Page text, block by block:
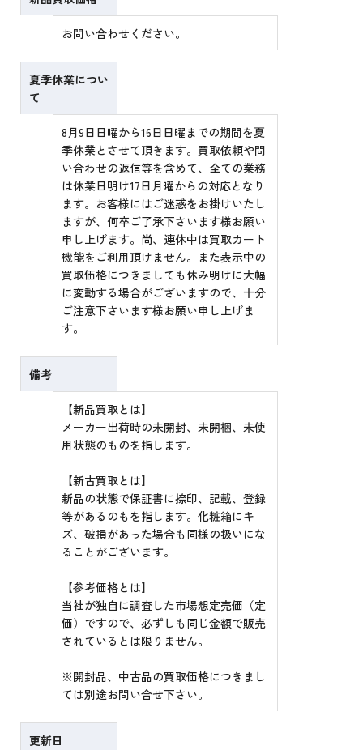
お問い合わせください。
夏季休業につい
て
8月9日日曜から16日日曜までの期間を夏
季休業とさせて頂きます。買取依頼や問
い合わせの返信等を含めて、全ての業務
は休業日明け17日月曜からの対応となり
ます。お客様にはご迷惑をお掛けいたし
ますが、何卒ご了承下さいます様お願い
申し上げます。尚、連休中は買取カート
機能をご利用頂けません。また表示中の
買取価格につきましても休み明けに大幅
に変動する場合がございますので、十分
ご注意下さいます様お願い申し上げま
す。
備考
【新品買取とは】
メーカー出荷時の未開封、未開梱、未使
用状態のものを指します。
【新古買取とは】
新品の状態で保証書に捺印、記載、登録
等があるのもを指します。化粧箱にキ
ズ、破損があった場合も同様の扱いにな
ることがございます。
【参考価格とは】
当社が独自に調査した市場想定売価（定
価）ですので、必ずしも同じ金額で販売
されているとは限りません。
※開封品、中古品の買取価格につきまし
ては別途お問い合せ下さい。
更新日